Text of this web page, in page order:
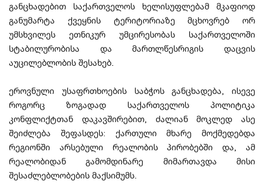
განცხადებით საქართველოს ხელისუფლებამ მკაფიოდ
განუმარტა ქვეყნის ტერიტორიაზე მცხოვრებ ორ
უმსხვილეს ეთნიკურ უმცირესობას საქართველოში
სტაბილურობისა და მართლწესრიგის დაცვის
აუცილებლობის შესახებ.
ეროვნული უსაფრთხოების საბჭოს განცხადება, ისევე
როგორც ზოგადად საქართველოს პოლიტიკა
კონფლიქტთან დაკავშირებით, ძალიან მოკლედ ასე
შეიძლება შეფასდეს: ქართული მხარე მოქმედებდა
რეგიონში არსებული რეალობის პირობებში და, ამ
რეალობიდან გამომდინარე მიმართავდა მისი
შესაძლებლობების მაქსიმუმს.